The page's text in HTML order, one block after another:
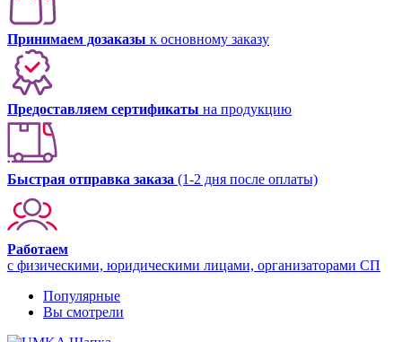
Принимаем дозаказы к основному заказу
Предоставляем сертификаты на продукцию
Быстрая отправка заказа (1-2 дня после оплаты)
Работаем
с физическими, юридическими лицами, организаторами СП
Популярные
Вы смотрели